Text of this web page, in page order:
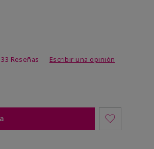
33 Reseñas Escribir una opinión